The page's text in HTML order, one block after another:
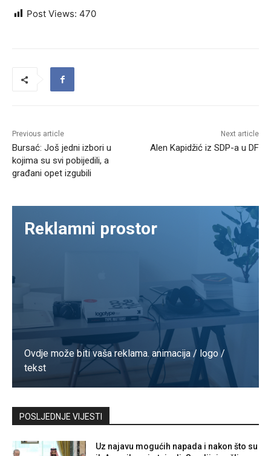
Post Views: 470
Previous article
Bursać: Još jedni izbori u
kojima su svi pobijedili, a
građani opet izgubili
Next article
Alen Kapidžić iz SDP-a u DF
Reklamni prostor
Ovdje može biti vaša reklama. animacija / logo /
tekst
Kontaktirajte nas
POSLJEDNJE VIJESTI
Uz najavu mogućih napada i nakon što su